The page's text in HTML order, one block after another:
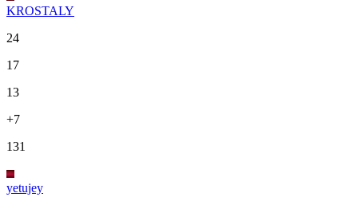
KROSTALY
24
17
13
+7
131
yetujey